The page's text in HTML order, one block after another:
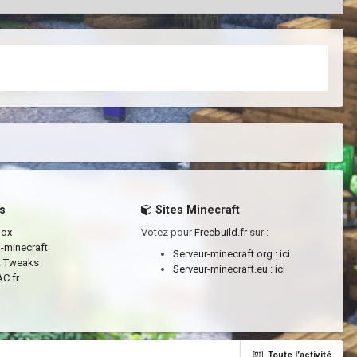
minecraft
Tweaks
Sites Minecraft
Votez pourFreebuild.frsur :
Serveur-minecraft.org : ici
Serveur-minecraft.eu : ici